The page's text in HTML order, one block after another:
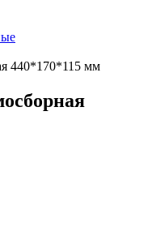
440*170*115 мм